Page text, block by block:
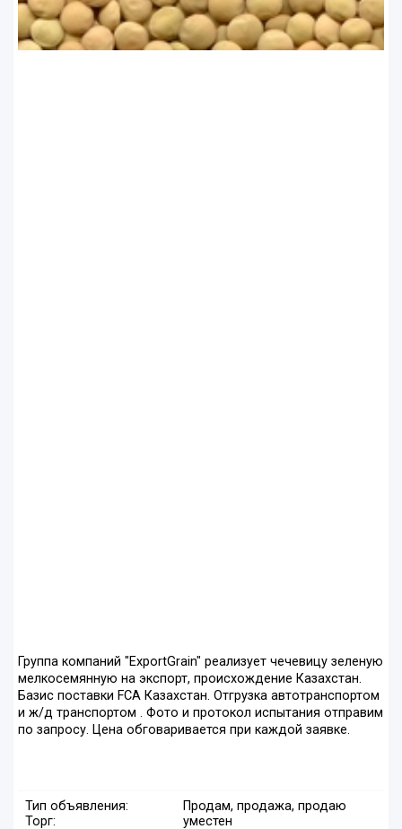
Группа компаний "ExportGrain" реализует чечевицу зеленую
мелкосемянную на экспорт, происхождение Казахстан.
Базис поставки FCA Казахстан. Отгрузка автотранспортом
и ж/д транспортом . Фото и протокол испытания отправим
по запросу. Цена обговаривается при каждой заявке.
Тип объявления:
Продам, продажа, продаю
Торг:
уместен